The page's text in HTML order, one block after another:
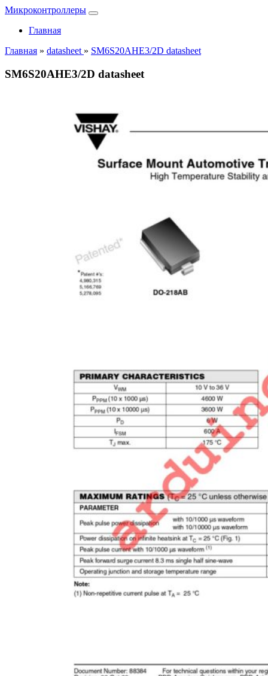
Микроконтроллеры
Главная
Главная » datasheet » SM6S20AHE3/2D datasheet
SM6S20AHE3/2D datasheet